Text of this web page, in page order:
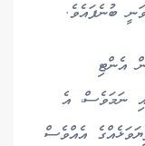
ބުނެފައެވެ.
އެންޓި
ނަމަވެސް، އެ
އެއްވެސް